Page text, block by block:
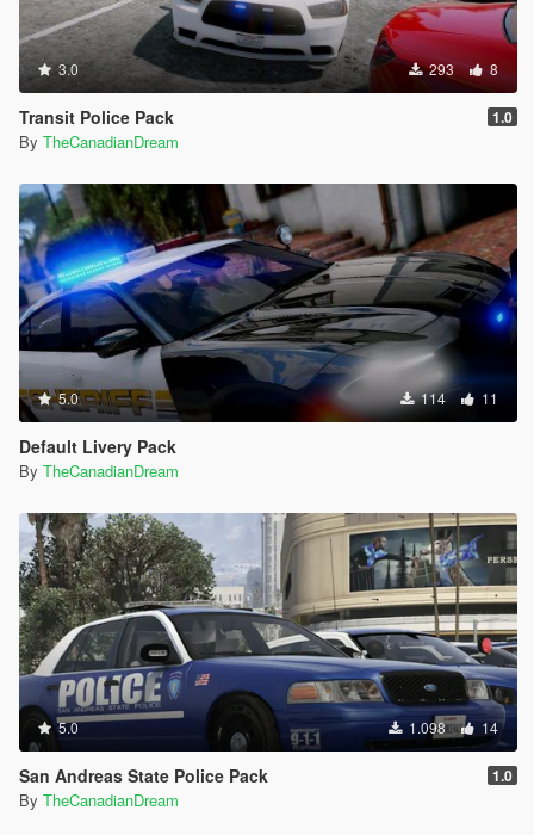
3.0 293 8
Transit Police Pack 1.0
By TheCanadianDream
5.0 114 11
Default Livery Pack
By TheCanadianDream
5.0 1.098 14
San Andreas State Police Pack 1.0
By TheCanadianDream